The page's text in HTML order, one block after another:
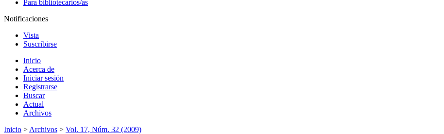
Para bibliotecarios/as
Notificaciones
Vista
Suscribirse
Inicio
Acerca de
Iniciar sesión
Registrarse
Buscar
Actual
Archivos
Inicio > Archivos > Vol. 17, Núm. 32 (2009)